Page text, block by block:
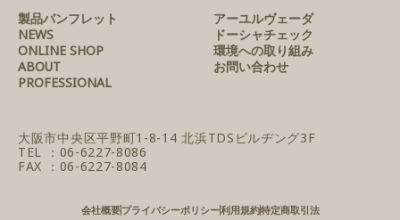
製品パンフレット
NEWS
ONLINE SHOP
ABOUT
PROFESSIONAL
アーユルヴェーダ
ドーシャチェック
環境への取り組み
お問い合わせ
大阪市中央区平野町1-8-14 北浜TDSビルヂング3F
TEL ：06-6227-8086
FAX ：06-6227-8084
会社概要プライバシーポリシー利用規約特定商取引法